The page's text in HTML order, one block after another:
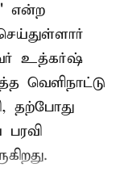
என்ற
உத்கர்ஷ்
வெளிநாட்டு
தற்போது